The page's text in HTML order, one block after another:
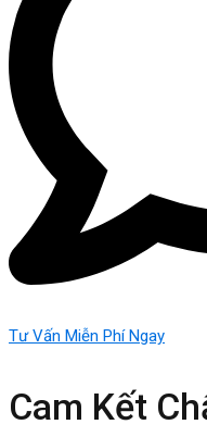
Tư Vấn Miễn Phí Ngay
Cam Kết